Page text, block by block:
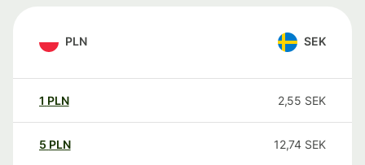
PLN SEK
1 PLN 2,55 SEK
5 PLN 12,74 SEK